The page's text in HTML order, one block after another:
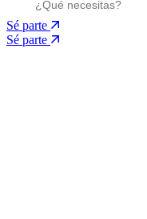
Sé parte
Sé parte